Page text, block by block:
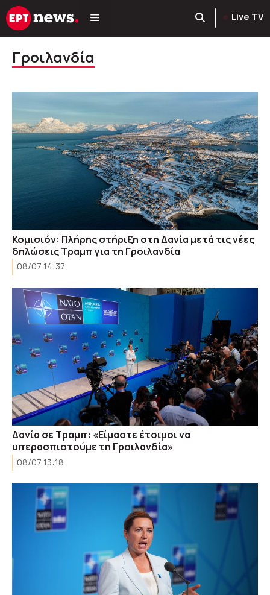
Μετάβαση
σε
Live TV
Γροιλανδία
Κομισιόν: Πλήρης στήριξη στη Δανία μετά τις νέες
δηλώσεις Τραμπ για τη Γροιλανδία
08/07 14:37
Δανία σε Τραμπ: «Είμαστε έτοιμοι να
υπερασπιστούμε τη Γροιλανδία»
08/07 13:18